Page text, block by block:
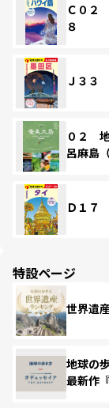
Ｃ０２
８
Ｊ３３
０２
呂麻島
Ｄ１７
特設ページ
世界遺
地球の
最新作